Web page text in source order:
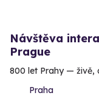
Návštěva
Prague
800 let Prahy — živě,
Praha